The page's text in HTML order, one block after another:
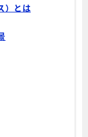
）とは